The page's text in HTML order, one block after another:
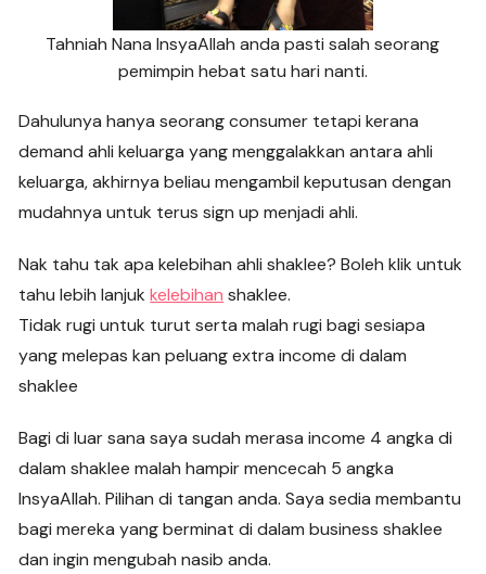
Tahniah Nana InsyaAllah anda pasti salah seorang
pemimpin hebat satu hari nanti.
Dahulunya hanya seorang consumer tetapi kerana
demand ahli keluarga yang menggalakkan antara ahli
keluarga, akhirnya beliau mengambil keputusan dengan
mudahnya untuk terus sign up menjadi ahli.
Nak tahu tak apa kelebihan ahli shaklee? Boleh klik untuk
tahu lebih lanjukkelebihan shaklee.
Tidak rugi untuk turut serta malah rugi bagi sesiapa
yang melepas kan peluang extra income di dalam
shaklee
Bagi di luar sana saya sudah merasa income 4 angka di
dalam shaklee malah hampir mencecah 5 angka
InsyaAllah. Pilihan di tangan anda. Saya sedia membantu
bagi mereka yang berminat di dalam business shaklee
dan ingin mengubah nasib anda.